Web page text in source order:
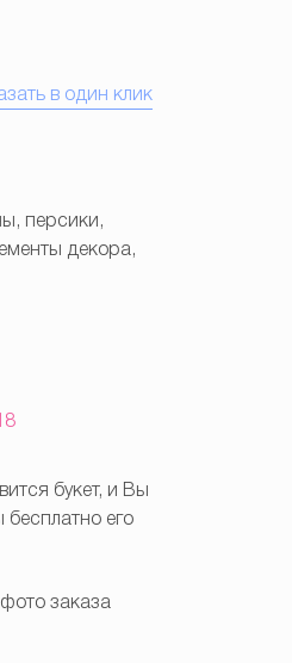
в один клик
персики,
декора,
букет, и Вы
его
заказа